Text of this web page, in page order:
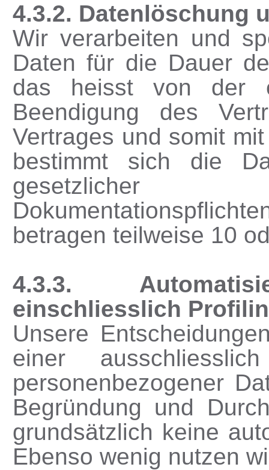
4.3.2. Datenlöschung
Wir verarbeiten und
Daten für die Dauer
das heisst von der
Beendigung des
Vertrages und somit
bestimmt sich die
gesetzlicher
betragen teilweise 10
4.3.3.
einschliesslich
Unsere
einer
personenbezogener
Begründung und
grundsätzlich keine
Ebenso wenig nutzen